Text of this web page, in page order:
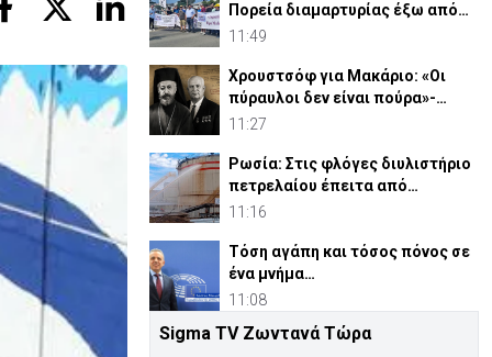
Πορεία διαμαρτυρίας έξω από
τις Β. Βάσεις
11:49
Χρουστσόφ για Μακάριο: «Οι
πύραυλοι δεν είναι πούρα»-
Αποκαλυπτικο έγγραφο 1964
11:27
Ρωσία: Στις φλόγες διυλιστήριο
πετρελαίου έπειτα από
ουκρανική επίθεση
11:16
Τόση αγάπη και τόσος πόνος σε
ένα μνήμα…
11:08
«Οι μάσκες έπεσαν»: Νέα ποινική
Sigma TV Ζωντανά Τώρα